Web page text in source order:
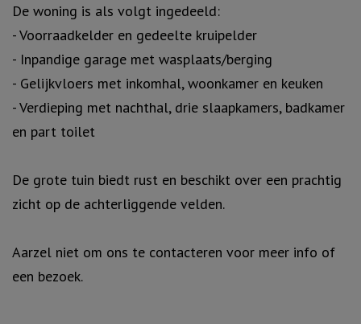
De woning is als volgt ingedeeld:
- Voorraadkelder en gedeelte kruipelder
- Inpandige garage met wasplaats/berging
- Gelijkvloers met inkomhal, woonkamer en keuken
- Verdieping met nachthal, drie slaapkamers, badkamer
en part toilet
De grote tuin biedt rust en beschikt over een prachtig
zicht op de achterliggende velden.
Aarzel niet om ons te contacteren voor meer info of
een bezoek.